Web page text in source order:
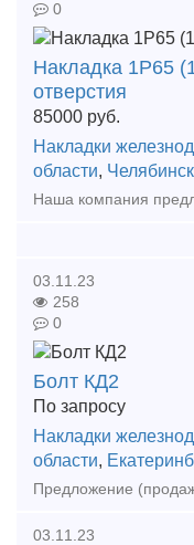
0
Накладка 1Р65
отверстия
85000 руб.
Накладки
области,
03.11.23
258
0
Болт КД2
По запросу
Накладки
области,
03.11.23